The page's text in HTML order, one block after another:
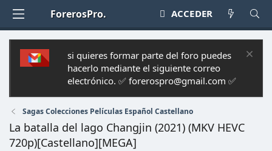
ForerosPro. ACCEDER
si quieres formar parte del foro puedes
hacerlo mediante el siguiente correo
electrónico. ✅ forerospro@gmail.com ✅
Sagas Colecciones Películas Español Castellano
La batalla del lago Changjin (2021) (MKV HEVC
720p)[Castellano][MEGA]